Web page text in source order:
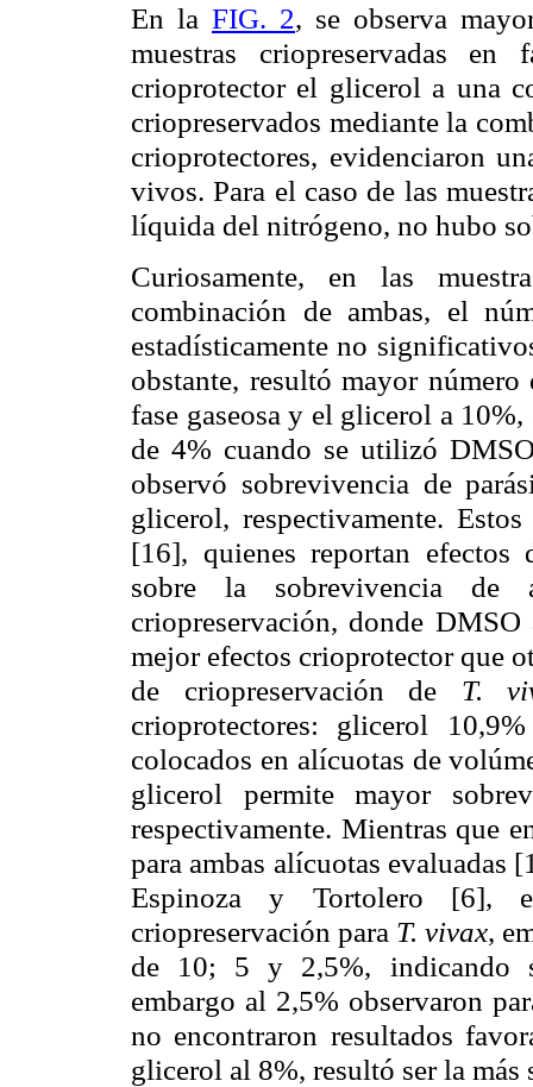
En la FIG. 2, se observa
muestras criopreservadas en
crioprotector el glicerol a una
criopreservados mediante la
crioprotectores, evidenciaron
vivos. Para el caso de las
líquida del nitrógeno, no hubo
Curiosamente, en las
combinación de ambas, el
estadísticamente no
obstante, resultó mayor
fase gaseosa y el glicerol a
de 4% cuando se utilizó
observó sobrevivencia de
glicerol, respectivamente.
[16], quienes reportan efectos
sobre la sobrevivencia de
criopreservación, donde
mejor efectos crioprotector que
de criopreservación de T.
crioprotectores: glicerol
colocados en alícuotas de
glicerol permite mayor
respectivamente. Mientras que
para ambas alícuotas evaluadas
Espinoza y Tortolero [6],
criopreservación para T. vivax,
de 10; 5 y 2,5%, indicando
embargo al 2,5% observaron
no encontraron resultados
glicerol al 8%, resultó ser la más